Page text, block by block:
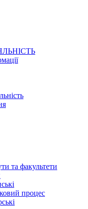
та факультети
процес